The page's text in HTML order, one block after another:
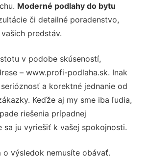
Moderné podlahy do bytu
či detailné poradenstvo,
predstáv.
v podobe skúseností,
– www.profi-podlaha.sk. Inak
a korektné jednanie od
Keďže aj my sme iba ľudia,
riešenia prípadnej
sa ju vyriešiť k vašej spokojnosti.
o výsledok nemusíte obávať.